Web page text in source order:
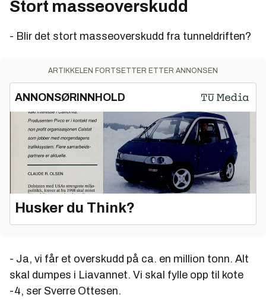
Stort masseoverskudd
- Blir det stort masseoverskudd fra tunneldriften?
ARTIKKELEN FORTSETTER ETTER ANNONSEN
ANNONSØRINNHOLD
Husker du Think?
- Ja, vi får et overskudd på ca. en million tonn. Alt
skal dumpes i Liavannet. Vi skal fylle opp til kote
-4, ser Sverre Ottesen.